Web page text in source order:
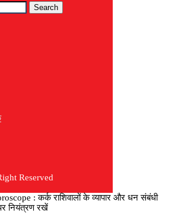
Search
Reserved
: कर्क राशिवालों के व्यापार और धन संबंधी
पर नियंत्रण रखें